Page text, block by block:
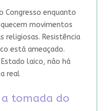
Congresso enquanto
movimentos
religiosas. Resistência
está ameaçado.
laico, não há
real
a tomada do